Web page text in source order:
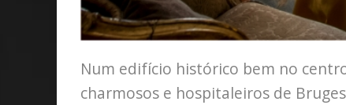
Num edifício histórico bem no
charmosos e hospitaleiros de